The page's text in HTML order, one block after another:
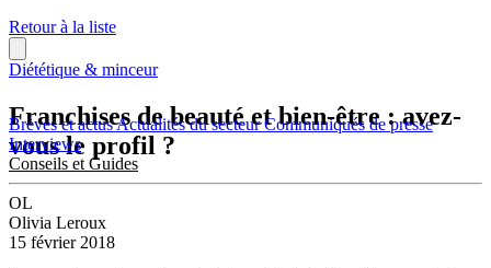
Brèves et actusActualités du secteurCommuniqués de presse
Interviews
Conseils et Guides
Retour à la liste
Diététique & minceur
Franchises de beauté et bien-être : avez-
vous le profil ?
OL
Olivia Leroux
15 février 2018